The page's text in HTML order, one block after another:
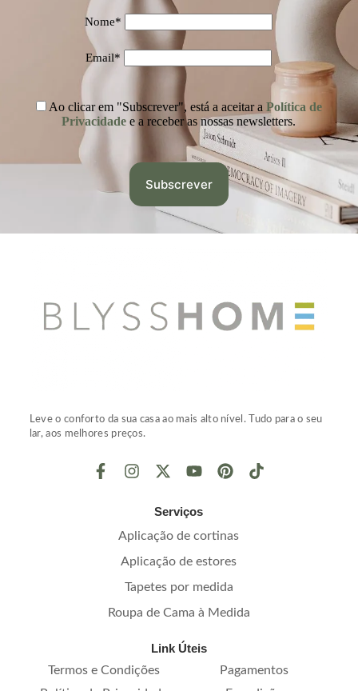
Nome*
Email*
Ao clicar em "Subscrever", está a aceitar a Política de
Privacidade e a receber as nossas newsletters.
Leve o conforto da sua casa ao mais alto nível. Tudo para o seu
lar, aos melhores preços.
Serviços
Aplicação de cortinas
Aplicação de estores
Tapetes por medida
Roupa de Cama à Medida
Link Úteis
Termos e Condições
Pagamentos